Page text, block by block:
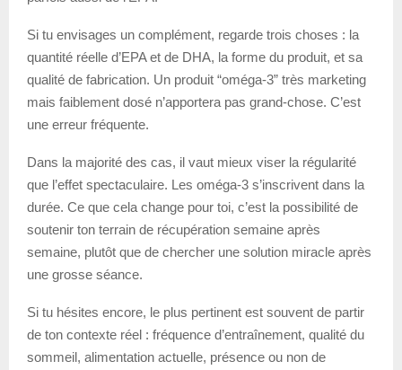
Si tu envisages un complément, regarde trois choses : la
quantité réelle d’EPA et de DHA, la forme du produit, et sa
qualité de fabrication. Un produit “oméga-3” très marketing
mais faiblement dosé n’apportera pas grand-chose. C’est
une erreur fréquente.
Dans la majorité des cas, il vaut mieux viser la régularité
que l’effet spectaculaire. Les oméga-3 s’inscrivent dans la
durée. Ce que cela change pour toi, c’est la possibilité de
soutenir ton terrain de récupération semaine après
semaine, plutôt que de chercher une solution miracle après
une grosse séance.
Si tu hésites encore, le plus pertinent est souvent de partir
de ton contexte réel : fréquence d’entraînement, qualité du
sommeil, alimentation actuelle, présence ou non de